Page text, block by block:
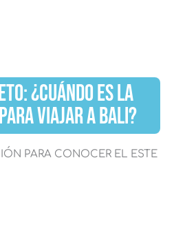
¿CUÁNDO ES LA
VIAJAR A BALI?
PARA CONOCER EL ESTE